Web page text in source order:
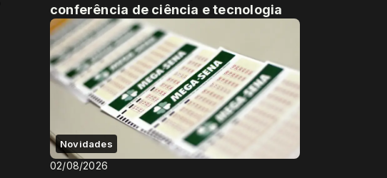
conferência de ciência e tecnologia
Novidades
02/08/2026